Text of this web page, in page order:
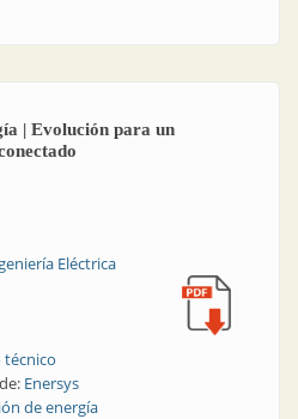
| Evolución para un
Eléctrica
Enersys
de energía